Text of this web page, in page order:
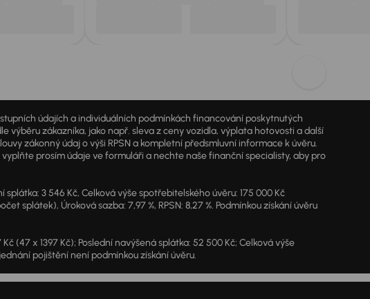
údajích a individuálních podmínkách financování poskytnutých
výběru zákazníka, jako např. sleva z ceny vozidla, výplata hotovosti a další
zákonný údaj o výši RPSN a kompletní předsmluvní informace k úvěru.
prosím údaje ve formuláři a nechte naše finanční specialisty, aby pro
3 546 Kč, Celková výše spotřebitelského úvěru: 175 000 Kč
splátek), Úroková sazba: 7,97 %, RPSN: 8,27 %. Podmínkou získání úvěru
(47 x 1397 Kč); Poslední navýšená splátka: 52 500 Kč; Celková výše
pojištění není podmínkou získání úvěru.